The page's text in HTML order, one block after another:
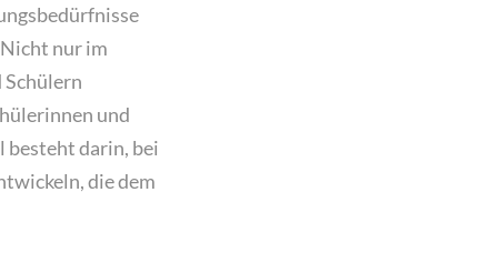
nur im
und
besteht darin, bei
die dem